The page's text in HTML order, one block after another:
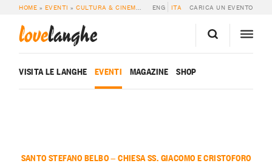
HOME » EVENTI »CULTURA & CINEMA » PAVESE FESTIVAL: PAOLA TURCI E
ENG ITA CARICA UN EVENTO
lovelanghe
VISITA LE LANGHE EVENTI MAGAZINE SHOP
SANTO STEFANO BELBO — CHIESA SS. GIACOMO E CRISTOFORO